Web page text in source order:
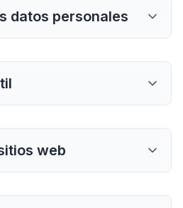
datos personales
web